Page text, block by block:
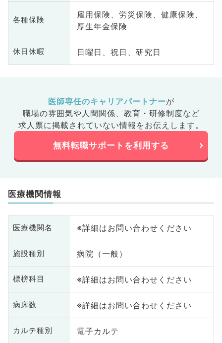
各種保険
雇用保険、労災保険、健康保険、
厚生年金保険
休日休暇 日曜日、祝日、研究日
医師専任のキャリアパートナーが
職場の雰囲気や人間関係、 教育・研修制度など
求人票に掲載されていない情報をお伝えします。
無料転職サポートを利用する
医療機関情報
医療機関名 ※詳細はお問い合わせください
施設種別 病院（一般）
標榜科目 ※詳細はお問い合わせください
病床数 ※詳細はお問い合わせください
カルテ種別 電子カルテ